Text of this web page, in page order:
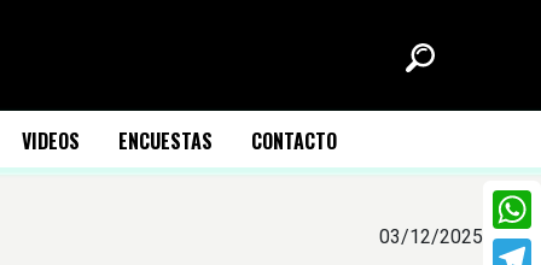
VIDEOS ENCUESTAS CONTACTO
03/12/2025